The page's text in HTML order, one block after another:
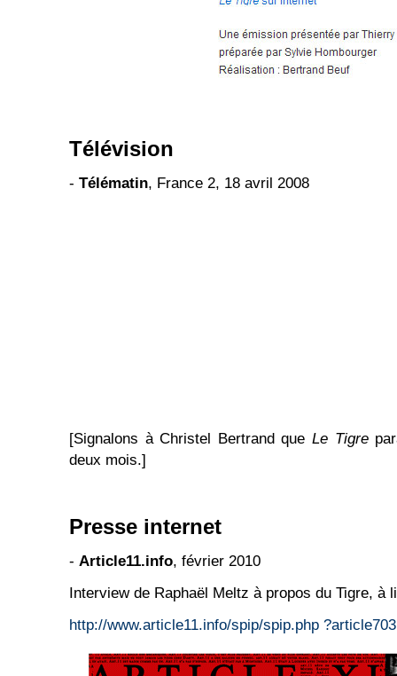
Télévision
- Télématin, France 2, 18 avril 2008
[Signalons à Christel Bertrand que Le Tigre
deux mois.]
Presse internet
- Article11.info, février 2010
Interview de Raphaël Meltz à propos du Tigre, à
http://www.article11.info/spip/spip.php ?article703